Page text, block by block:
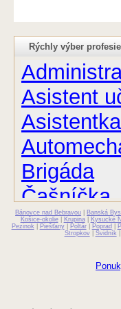
Rýchly výber profesie
Asistent
Asistentka
Brigáda
Čašníčka
Čašník
Bánovce nad Bebravou Banská
Košice-okolie| Krupina| Kysucké
Pezinok
Piešťany| Poltár| Poprad
Stropkov| Svidník